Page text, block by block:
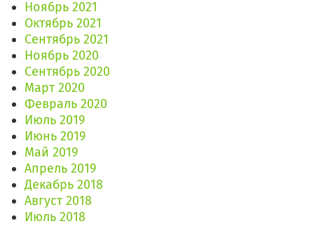
Ноябрь 2021
Октябрь 2021
Сентябрь 2021
Ноябрь 2020
Сентябрь 2020
Март 2020
Февраль 2020
Июль 2019
Июнь 2019
Май 2019
Апрель 2019
Декабрь 2018
Август 2018
Июль 2018